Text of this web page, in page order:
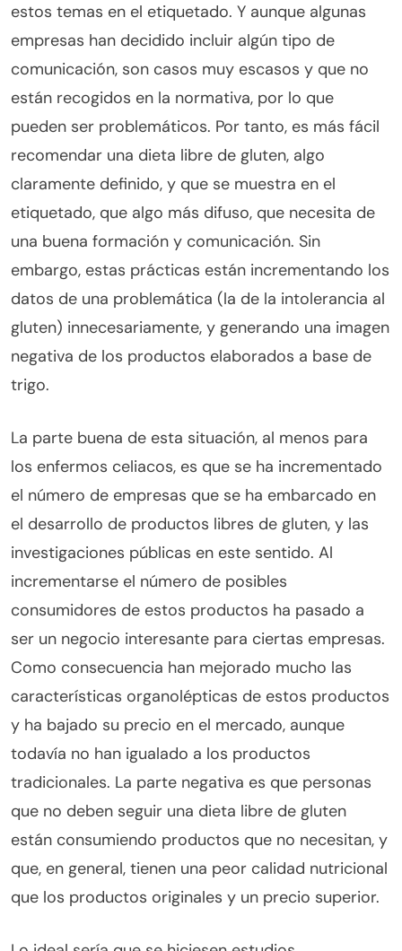
estos temas en el etiquetado. Y aunque algunas
empresas han decidido incluir algún tipo de
comunicación, son casos muy escasos y que no
están recogidos en la normativa, por lo que
pueden ser problemáticos. Por tanto, es más fácil
recomendar una dieta libre de gluten, algo
claramente definido, y que se muestra en el
etiquetado, que algo más difuso, que necesita de
una buena formación y comunicación. Sin
embargo, estas prácticas están incrementando los
datos de una problemática (la de la intolerancia al
gluten) innecesariamente, y generando una imagen
negativa de los productos elaborados a base de
trigo.
La parte buena de esta situación, al menos para
los enfermos celiacos, es que se ha incrementado
el número de empresas que se ha embarcado en
el desarrollo de productos libres de gluten, y las
investigaciones públicas en este sentido. Al
incrementarse el número de posibles
consumidores de estos productos ha pasado a
ser un negocio interesante para ciertas empresas.
Como consecuencia han mejorado mucho las
características organolépticas de estos productos
y ha bajado su precio en el mercado, aunque
todavía no han igualado a los productos
tradicionales. La parte negativa es que personas
que no deben seguir una dieta libre de gluten
están consumiendo productos que no necesitan, y
que, en general, tienen una peor calidad nutricional
que los productos originales y un precio superior.